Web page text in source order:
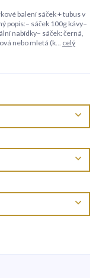
balení sáček + tubus v
popis:– sáček 100g kávy–
nabídky– sáček: černá,
nebo mletá (k... celý